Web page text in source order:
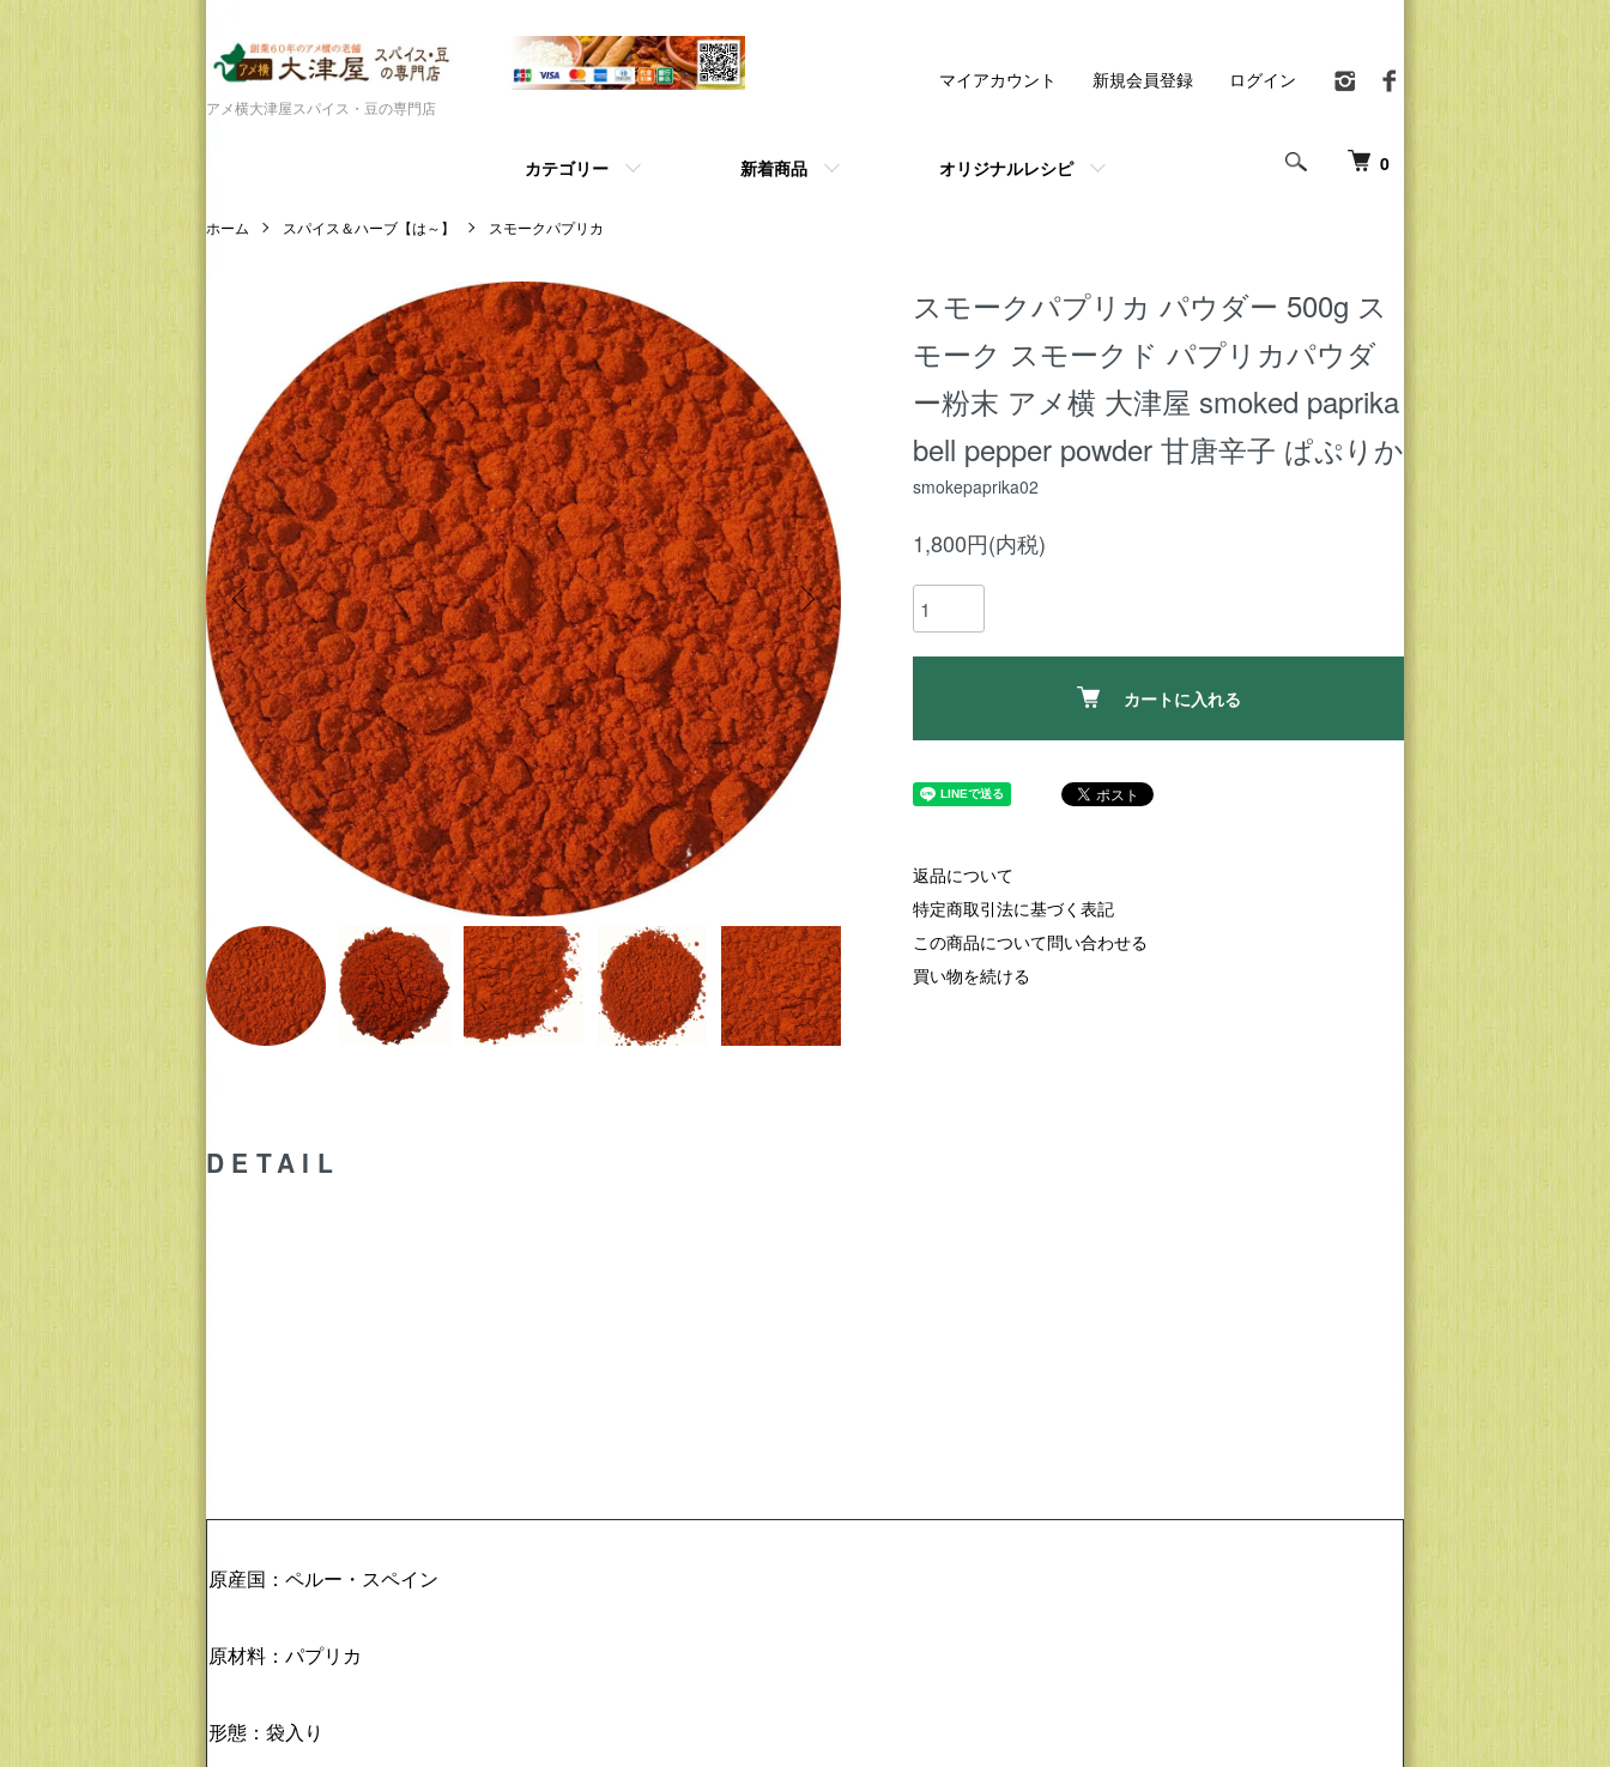
アメ横大津屋スパイス・豆の専門店
0
カテゴリー 新着商品 オリジナルレシピ
マイアカウント 新規会員登録 ログイン
ホーム スパイス＆ハーブ【は～】 スモークパプリカ
スモークパプリカ パウダー 500g ス
モーク スモークド パプリカパウダ
ー粉末 アメ横 大津屋 smoked paprika
bell pepper powder 甘唐辛子 ぱぷりか
smokepaprika02
1,800円(内税)
カートに入れる
返品について
特定商取引法に基づく表記
この商品について問い合わせる
買い物を続ける
DETAIL
原産国：ペルー・スペイン
原材料：パプリカ
形態：袋入り